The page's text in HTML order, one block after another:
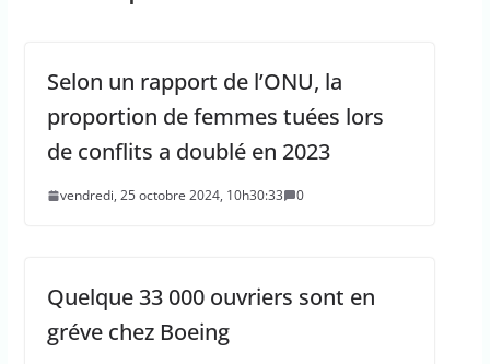
Selon un rapport de l’ONU, la
proportion de femmes tuées lors
de conflits a doublé en 2023
vendredi, 25 octobre 2024, 10h30:33 0
Quelque 33 000 ouvriers sont en
gréve chez Boeing